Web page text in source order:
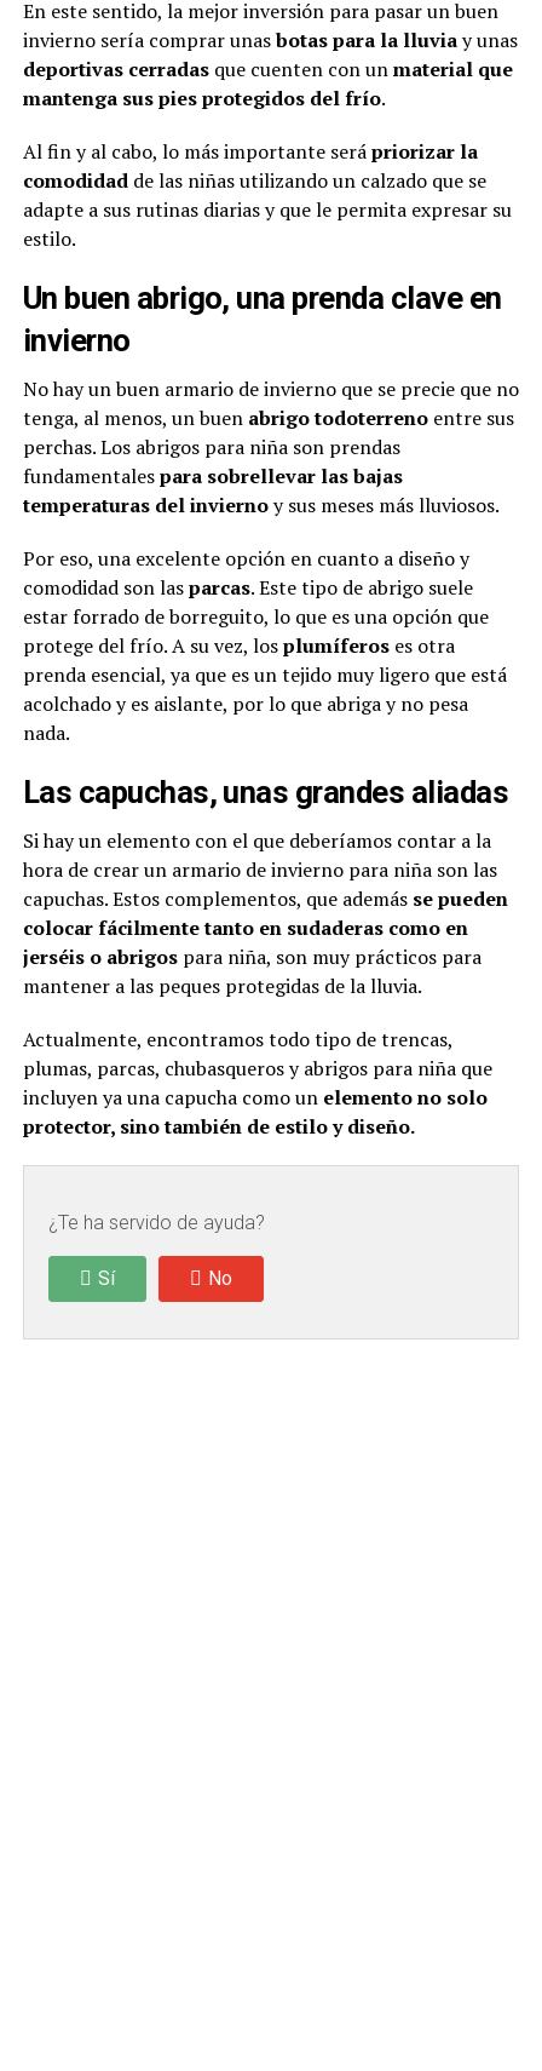
En este sentido, la mejor inversión para pasar un buen
invierno sería comprar unasbotas para la lluviay unas
deportivas cerradasque cuenten con unmaterial que
mantenga sus pies protegidos del frío.
Al fin y al cabo, lo más importante serápriorizar la
comodidadde las niñas utilizando un calzado que se
adapte a sus rutinas diarias y que le permita expresar su
estilo.
Un buen abrigo, una prenda clave en
invierno
No hay un buen armario de invierno que se precie que no
tenga, al menos, un buen abrigo todoterrenoentre sus
perchas. Los abrigos para niña son prendas
fundamentalespara sobrellevar las bajas
temperaturas del inviernoy sus meses más lluviosos.
Por eso, una excelente opción en cuanto a diseño y
comodidad son lasparcas. Este tipo de abrigo suele
estar forrado de borreguito, lo que es una opción que
protege del frío. A su vez, losplumíferoses otra
prenda esencial, ya que es un tejido muy ligero que está
acolchado y es aislante, por lo que abriga y no pesa
nada.
Las capuchas, unas grandes aliadas
Si hay un elemento con el que deberíamos contar a la
hora de crear un armario de invierno para niña son las
capuchas. Estos complementos, que ademásse pueden
colocar fácilmente tanto en sudaderas como en
jerséis o abrigospara niña, son muy prácticos para
mantener a las peques protegidas de la lluvia.
Actualmente, encontramos todo tipo de trencas,
plumas, parcas, chubasqueros y abrigos para niña que
incluyen ya una capucha como un elemento no solo
protector, sino también de estilo y diseño.
¿Te ha servido de ayuda?
Sí No